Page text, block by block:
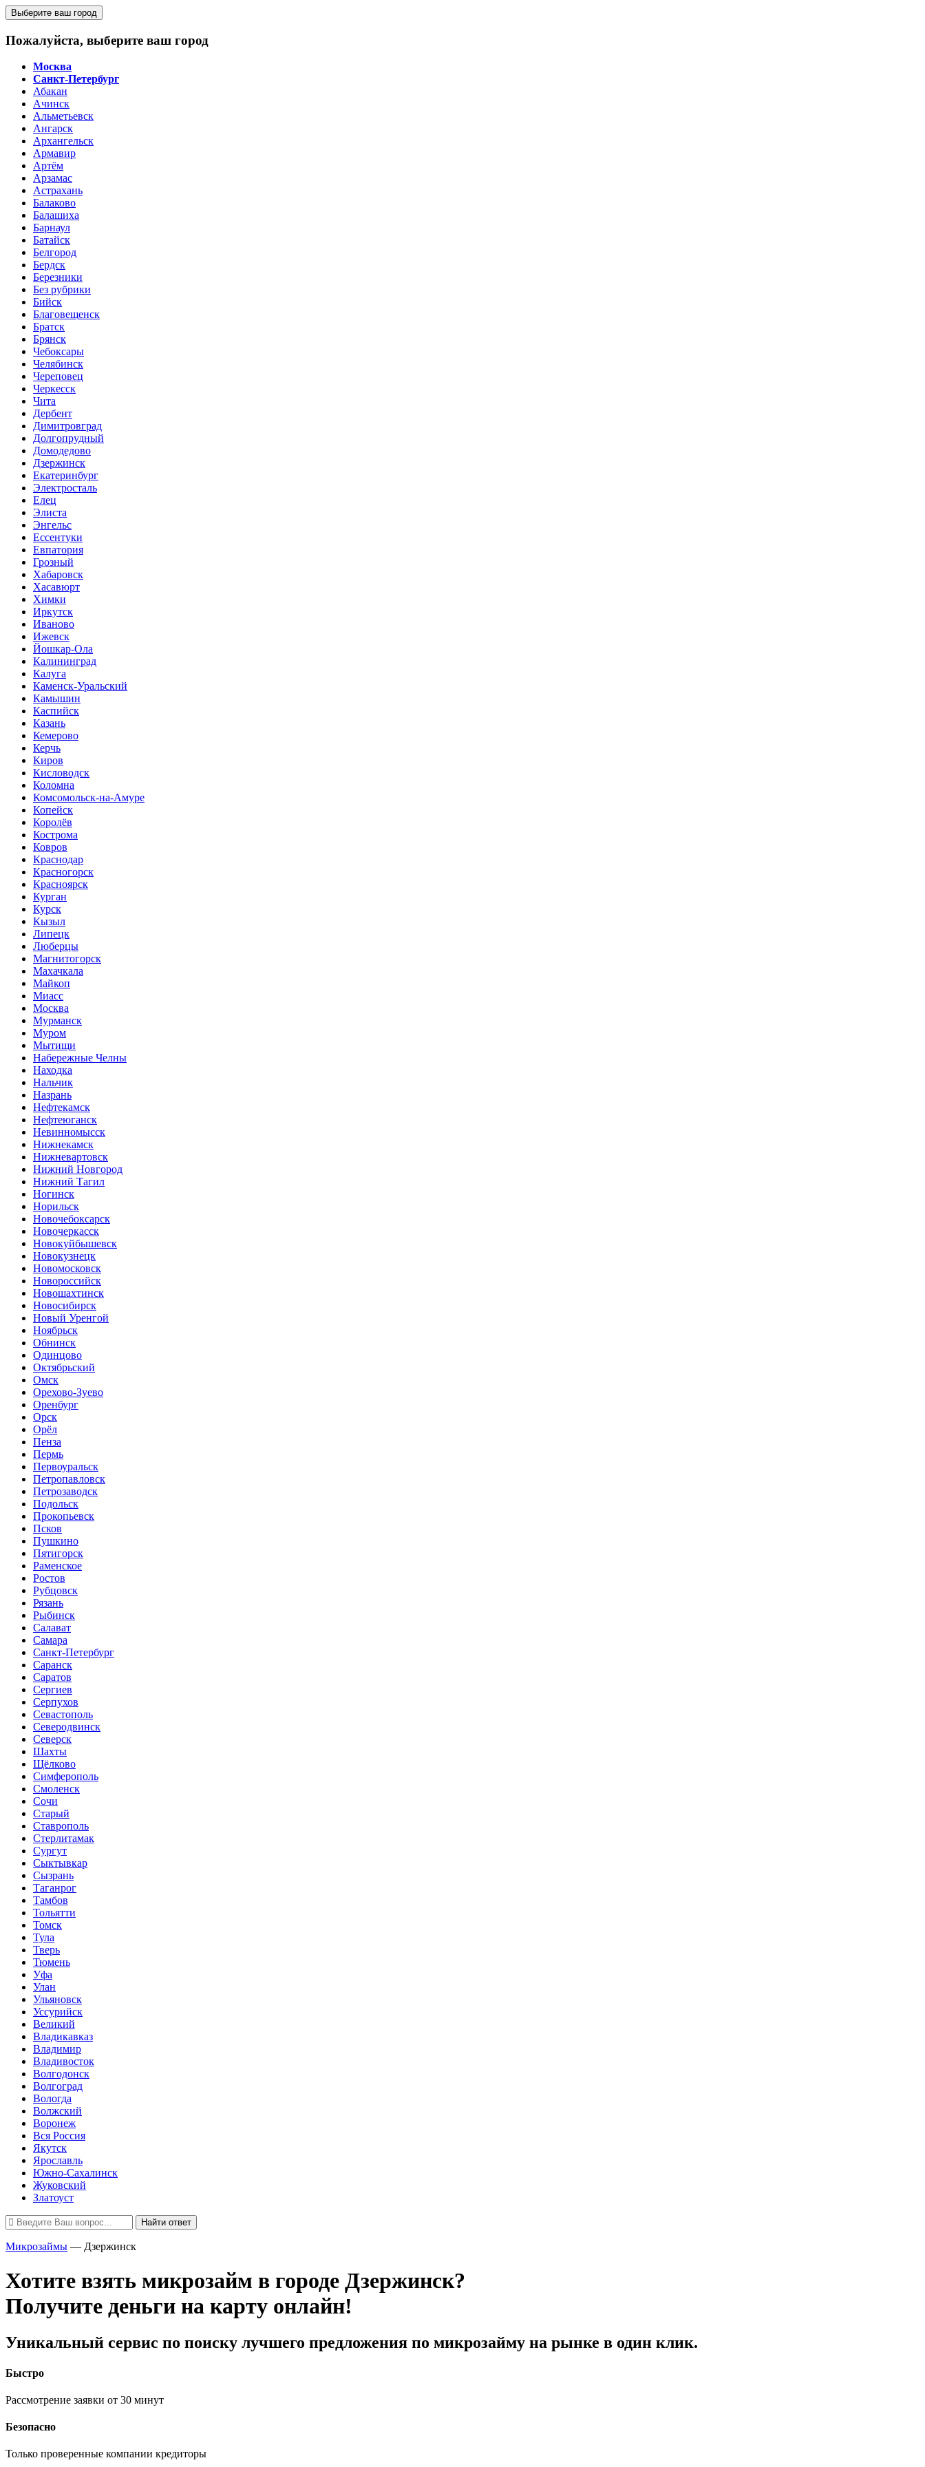
Выберите ваш город
Пожалуйста, выберите ваш город
Москва
Санкт-Петербург
Абакан
Ачинск
Альметьевск
Ангарск
Архангельск
Армавир
Артём
Арзамас
Астрахань
Балаково
Балашиха
Барнаул
Батайск
Белгород
Бердск
Березники
Без рубрики
Бийск
Благовещенск
Братск
Брянск
Чебоксары
Челябинск
Череповец
Черкесск
Чита
Дербент
Димитровград
Долгопрудный
Домодедово
Дзержинск
Екатеринбург
Электросталь
Елец
Элиста
Энгельс
Ессентуки
Евпатория
Грозный
Хабаровск
Хасавюрт
Химки
Иркутск
Иваново
Ижевск
Йошкар-Ола
Калининград
Калуга
Каменск-Уральский
Камышин
Каспийск
Казань
Кемерово
Керчь
Киров
Кисловодск
Коломна
Комсомольск-на-Амуре
Копейск
Королёв
Кострома
Ковров
Краснодар
Красногорск
Красноярск
Курган
Курск
Кызыл
Липецк
Люберцы
Магнитогорск
Махачкала
Майкоп
Миасс
Москва
Мурманск
Муром
Мытищи
Набережные Челны
Находка
Нальчик
Назрань
Нефтекамск
Нефтеюганск
Невинномысск
Нижнекамск
Нижневартовск
Нижний Новгород
Нижний Тагил
Ногинск
Норильск
Новочебоксарск
Новочеркасск
Новокуйбышевск
Новокузнецк
Новомосковск
Новороссийск
Новошахтинск
Новосибирск
Новый Уренгой
Ноябрьск
Обнинск
Одинцово
Октябрьский
Омск
Орехово-Зуево
Оренбург
Орск
Орёл
Пенза
Пермь
Первоуральск
Петропавловск
Петрозаводск
Подольск
Прокопьевск
Псков
Пушкино
Пятигорск
Раменское
Ростов
Рубцовск
Рязань
Рыбинск
Салават
Самара
Санкт-Петербург
Саранск
Саратов
Сергиев
Серпухов
Севастополь
Северодвинск
Северск
Шахты
Щёлково
Симферополь
Смоленск
Сочи
Старый
Ставрополь
Стерлитамак
Сургут
Сыктывкар
Сызрань
Таганрог
Тамбов
Тольятти
Томск
Тула
Тверь
Тюмень
Уфа
Улан
Ульяновск
Уссурийск
Великий
Владикавказ
Владимир
Владивосток
Волгодонск
Волгоград
Вологда
Волжский
Воронеж
Вся Россия
Якутск
Ярославль
Южно-Сахалинск
Жуковский
Златоуст
Найти ответ
Микрозаймы — Дзержинск
Хотите взять микрозайм в городе Дзержинск?
Получите деньги на карту онлайн!
Уникальный сервис по поиску лучшего предложения по микрозайму на рынке в один клик.
Быстро
Рассмотрение заявки от 30 минут
Безопасно
Только проверенные компании кредиторы